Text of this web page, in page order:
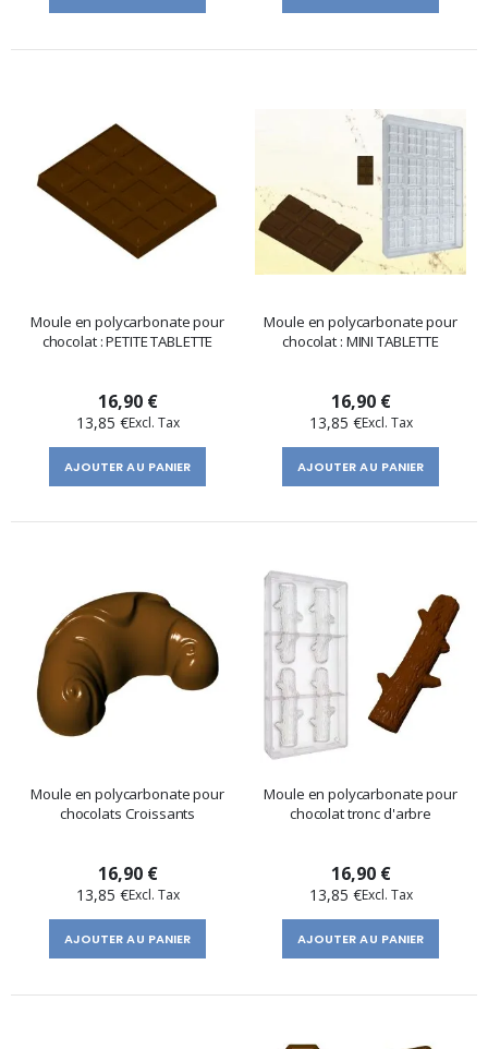
Moule en polycarbonate pour
chocolat : PETITE TABLETTE
16,90 €
13,85 €
AJOUTER AU PANIER
Moule en polycarbonate pour
chocolat : MINI TABLETTE
16,90 €
13,85 €
AJOUTER AU PANIER
Moule en polycarbonate pour
chocolats Croissants
16,90 €
13,85 €
AJOUTER AU PANIER
Moule en polycarbonate pour
chocolat tronc d'arbre
16,90 €
13,85 €
AJOUTER AU PANIER